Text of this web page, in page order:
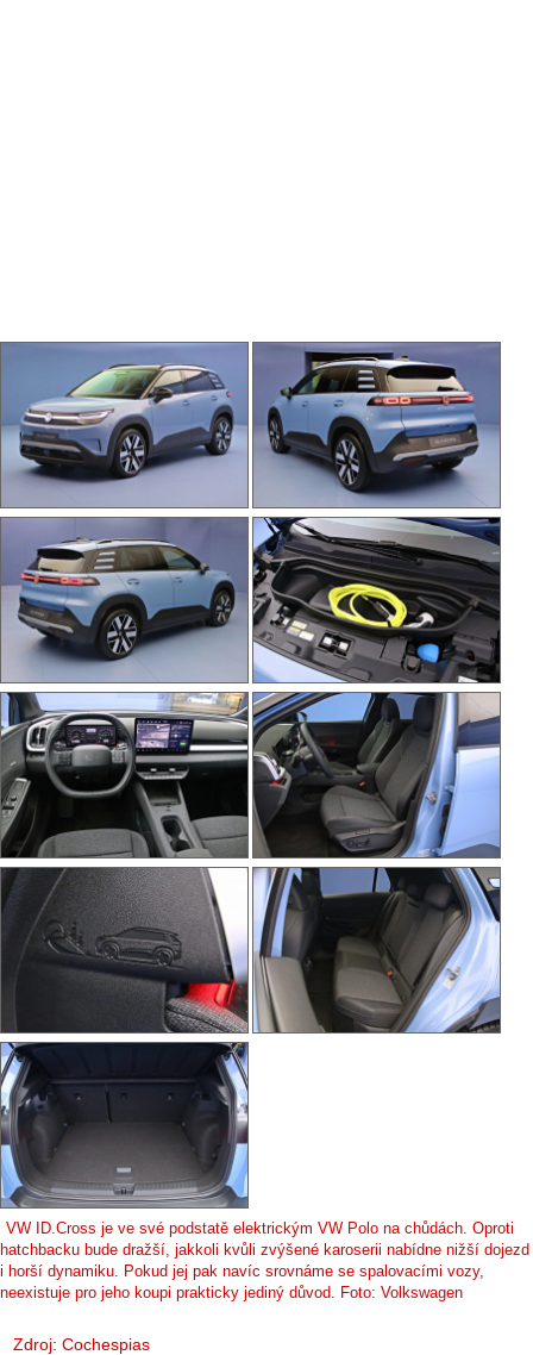
VW ID.Cross je ve své podstatě elektrickým VW Polo na chůdách. Oproti
hatchbacku bude dražší, jakkoli kvůli zvýšené karoserii nabídne nižší dojezd
i horší dynamiku. Pokud jej pak navíc srovnáme se spalovacími vozy,
neexistuje pro jeho koupi prakticky jediný důvod. Foto: Volkswagen
Zdroj: Cochespias